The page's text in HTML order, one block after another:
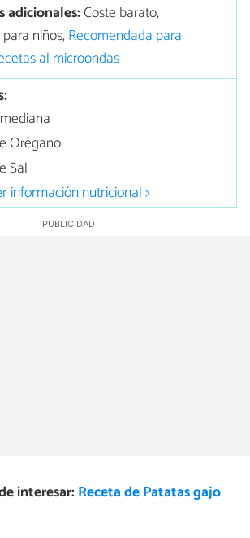
adicionales:Coste barato,
niños,Recomendada para
al microondas
Orégano
Sal
información nutricional >
interesar: Receta de Patatas gajo